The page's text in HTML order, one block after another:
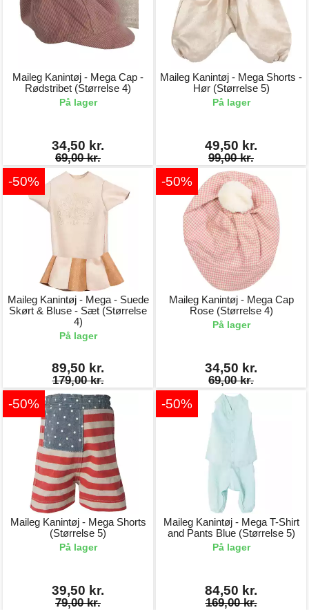
Maileg Kanintøj - Mega Cap -
Rødstribet (Størrelse 4)
På lager
34,50 kr.
69,00 kr.
Maileg Kanintøj - Mega Shorts -
Hør (Størrelse 5)
På lager
49,50 kr.
99,00 kr.
-50%
Maileg Kanintøj - Mega - Suede
Skørt & Bluse - Sæt (Størrelse
4)
På lager
89,50 kr.
179,00 kr.
-50%
Maileg Kanintøj - Mega Cap
Rose (Størrelse 4)
På lager
34,50 kr.
69,00 kr.
-50%
Maileg Kanintøj - Mega Shorts
(Størrelse 5)
På lager
39,50 kr.
79,00 kr.
-50%
Maileg Kanintøj - Mega T-Shirt
and Pants Blue (Størrelse 5)
På lager
84,50 kr.
169,00 kr.